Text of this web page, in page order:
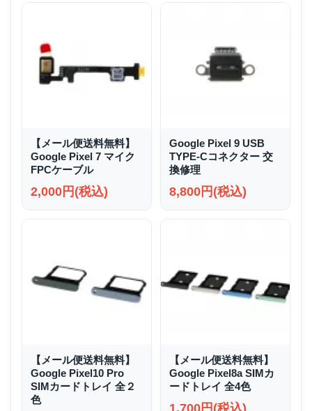
【メール便送料無料】
Google Pixel 7 マイク
FPCケーブル
2,000円(税込)
Google Pixel 9 USB
TYPE-Cコネクター 交
換修理
8,800円(税込)
【メール便送料無料】
Google Pixel10 Pro
SIMカードトレイ 全２
色
【メール便送料無料】
Google Pixel8a SIMカ
ードトレイ 全4色
1,700円(税込)